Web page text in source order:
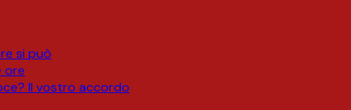
si può
ore
Il vostro accordo